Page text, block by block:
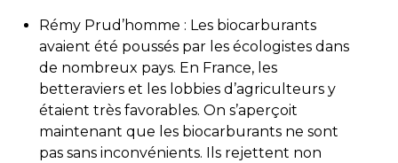
Rémy Prud’homme : Les biocarburants
avaient été poussés par les écologistes dans
de nombreux pays. En France, les
betteraviers et les lobbies d’agriculteurs y
étaient très favorables. On s’aperçoit
maintenant que les biocarburants ne sont
pas sans inconvénients. Ils rejettent non